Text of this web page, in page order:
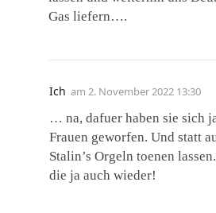
Gas liefern….
Ich am 2. November 2022 13:30
… na, dafuer haben sie sich
Frauen geworfen. Und statt
Stalin’s Orgeln toenen
die ja auch wieder!